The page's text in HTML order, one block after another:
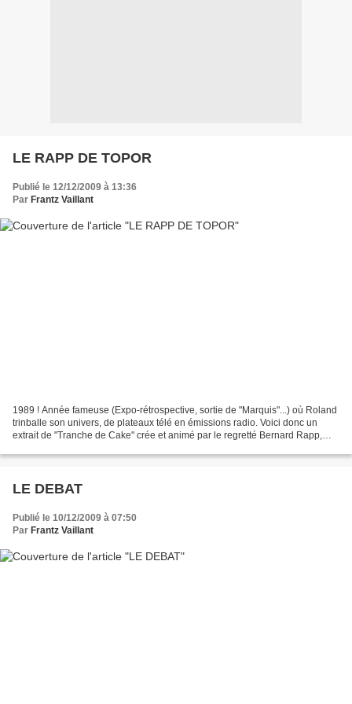
LE RAPP DE TOPOR
Publié le 12/12/2009 à 13:36
Par Frantz Vaillant
1989 ! Année fameuse (Expo-rétrospective, sortie de "Marquis"...) où Roland
trinballe son univers, de plateaux télé en émissions radio. Voici donc un
extrait de "Tranche de Cake" crée et animé par le regretté Bernard Rapp,
LE DEBAT
Publié le 10/12/2009 à 07:50
Par Frantz Vaillant